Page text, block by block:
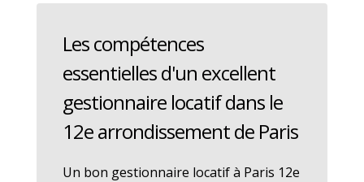
Les compétences
essentielles d'un excellent
gestionnaire locatif dans le
12e arrondissement de Paris
Un bon gestionnaire locatif à Paris 12e